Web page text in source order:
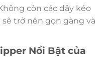
còn các dây kéo
trở nên gọn gàng và
Nổi Bật của